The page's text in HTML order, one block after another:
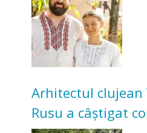
Arhitectul clujean
Rusu a câștigat